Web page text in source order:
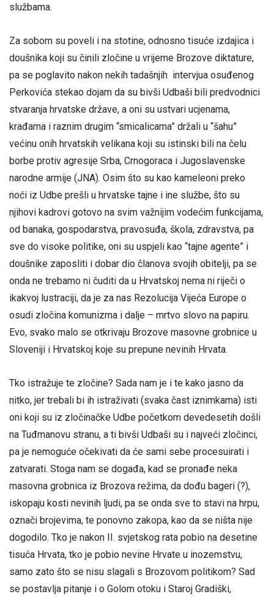
službama.
Za sobom su poveli i na stotine, odnosno tisuće izdajica i
doušnika koji su činili zločine u vrijeme Brozove diktature,
pa se poglavito nakon nekih tadašnjih intervjua osuđenog
Perkovića stekao dojam da su bivši Udbaši bili predvodnici
stvaranja hrvatske države, a oni su ustvari ucjenama,
krađama i raznim drugim “smicalicama” držali u “šahu”
većinu onih hrvatskih velikana koji su istinski bili na čelu
borbe protiv agresije Srba, Crnogoraca i Jugoslavenske
narodne armije (JNA). Osim što su kao kameleoni preko
noći iz Udbe prešli u hrvatske tajne i ine službe, što su
njihovi kadrovi gotovo na svim važnijim vodećim funkcijama,
od banaka, gospodarstva, pravosuđa, škola, zdravstva, pa
sve do visoke politike, oni su uspjeli kao “tajne agente” i
doušnike zaposliti i dobar dio članova svojih obitelji, pa se
onda ne trebamo ni čuditi da u Hrvatskoj nema ni riječi o
ikakvoj lustraciji, da je za nas Rezolucija Vijeća Europe o
osudi zločina komunizma i dalje – mrtvo slovo na papiru.
Evo, svako malo se otkrivaju Brozove masovne grobnice u
Sloveniji i Hrvatskoj koje su prepune nevinih Hrvata.
Tko istražuje te zločine? Sada nam je i te kako jasno da
nitko, jer trebali bi ih istraživati (svaka čast iznimkama) isti
oni koji su iz zločinačke Udbe početkom devedesetih došli
na Tuđmanovu stranu, a ti bivši Udbaši su i najveći zločinci,
pa je nemoguće očekivati da će sami sebe procesuirati i
zatvarati. Stoga nam se događa, kad se pronađe neka
masovna grobnica iz Brozova režima, da dođu bageri (?),
iskopaju kosti nevinih ljudi, pa se onda sve to stavi na hrpu,
označi brojevima, te ponovno zakopa, kao da se ništa nije
dogodilo. Tko je nakon II. svjetskog rata pobio na desetine
tisuća Hrvata, tko je pobio nevine Hrvate u inozemstvu,
samo zato što se nisu slagali s Brozovom politikom? Sad
se postavlja pitanje i o Golom otoku i Staroj Gradiški,